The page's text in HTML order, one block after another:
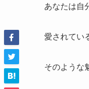
あなたは自
愛されてい
そのような